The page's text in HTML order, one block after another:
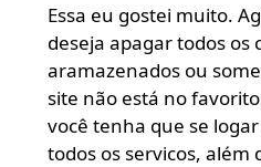
Essa eu gostei muito.
deseja apagar todos os
aramazenados ou
site não está no
você tenha que se
todos os servicos,